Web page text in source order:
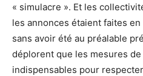
« simulacre ». Et les
les annonces étaient faites
sans avoir été au préalable
déplorent que les mesures
indispensables pour